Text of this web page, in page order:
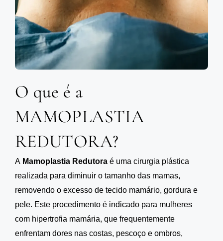
O que é a
MAMOPLASTIA
REDUTORA?
A Mamoplastia Redutora é uma cirurgia plástica
realizada para diminuir o tamanho das mamas,
removendo o excesso de tecido mamário, gordura e
pele. Este procedimento é indicado para mulheres
com hipertrofia mamária, que frequentemente
enfrentam dores nas costas, pescoço e ombros,